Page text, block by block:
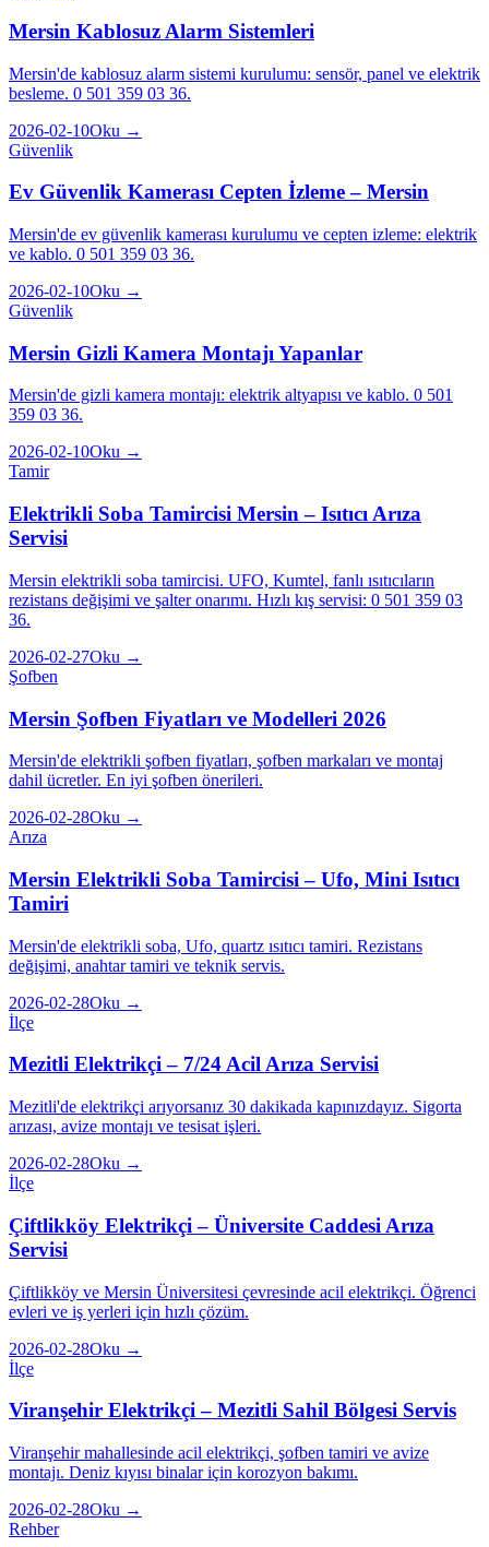
Mersin Kablosuz Alarm Sistemleri
Mersin'de kablosuz alarm sistemi kurulumu: sensör, panel ve elektrik
besleme. 0 501 359 03 36.
2026-02-10Oku →
Güvenlik
Ev Güvenlik Kamerası Cepten İzleme – Mersin
Mersin'de ev güvenlik kamerası kurulumu ve cepten izleme: elektrik
ve kablo. 0 501 359 03 36.
2026-02-10Oku →
Güvenlik
Mersin Gizli Kamera Montajı Yapanlar
Mersin'de gizli kamera montajı: elektrik altyapısı ve kablo. 0 501
359 03 36.
2026-02-10Oku →
Tamir
Elektrikli Soba Tamircisi Mersin – Isıtıcı Arıza
Servisi
Mersin elektrikli soba tamircisi. UFO, Kumtel, fanlı ısıtıcıların
rezistans değişimi ve şalter onarımı. Hızlı kış servisi: 0 501 359 03
36.
2026-02-27Oku →
Şofben
Mersin Şofben Fiyatları ve Modelleri 2026
Mersin'de elektrikli şofben fiyatları, şofben markaları ve montaj
dahil ücretler. En iyi şofben önerileri.
2026-02-28Oku →
Arıza
Mersin Elektrikli Soba Tamircisi – Ufo, Mini Isıtıcı
Tamiri
Mersin'de elektrikli soba, Ufo, quartz ısıtıcı tamiri. Rezistans
değişimi, anahtar tamiri ve teknik servis.
2026-02-28Oku →
İlçe
Mezitli Elektrikçi – 7/24 Acil Arıza Servisi
Mezitli'de elektrikçi arıyorsanız 30 dakikada kapınızdayız. Sigorta
arızası, avize montajı ve tesisat işleri.
2026-02-28Oku →
İlçe
Çiftlikköy Elektrikçi – Üniversite Caddesi Arıza
Servisi
Çiftlikköy ve Mersin Üniversitesi çevresinde acil elektrikçi. Öğrenci
evleri ve iş yerleri için hızlı çözüm.
2026-02-28Oku →
İlçe
Viranşehir Elektrikçi – Mezitli Sahil Bölgesi Servis
Viranşehir mahallesinde acil elektrikçi, şofben tamiri ve avize
montajı. Deniz kıyısı binalar için korozyon bakımı.
2026-02-28Oku →
Rehber